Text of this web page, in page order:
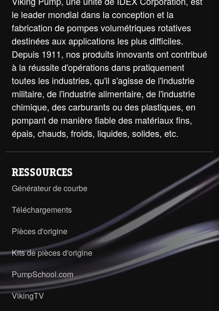
le leader mondial dans la conception et la
fabrication de pompes volumétriques rotatives
destinées aux applications les plus difficiles.
Depuis 1911, nos produits innovants ont contribué
à la réussite d'opérations dans pratiquement
toutes les industries, qu'il s'agisse de l'industrie
militaire, de l'industrie alimentaire, de l'industrie
chimique, des carburants ou des plastiques, en
pompant de manière fiable des matériaux fins,
épais, chauds, froids, liquides, solides, etc.
RESSOURCES
Générateur de courbe
Téléchargements
Pièces d'origine
Kits de pièces d'origine
PumpSchool.com
VikingTV